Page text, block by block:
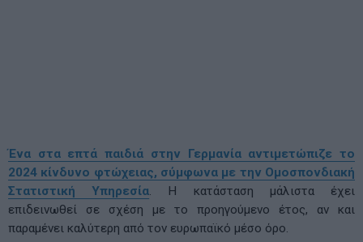
Ένα στα επτά παιδιά στην Γερμανία αντιμετώπιζε το
2024 κίνδυνο φτώχειας, σύμφωνα με την Ομοσπονδιακή
Στατιστική Υπηρεσία. Η κατάσταση μάλιστα έχει
επιδεινωθεί σε σχέση με το προηγούμενο έτος, αν και
παραμένει καλύτερη από τον ευρωπαϊκό μέσο όρο.